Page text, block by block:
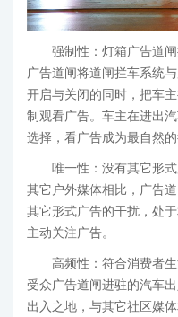
强制性：灯箱广告道闸
广告道闸将道闸拦车系统
开启与关闭的同时，把车
制观看广告。车主在进出
选择，看广告成为最自然的
唯一性：没有其它形式
其它户外媒体相比，广告
其它形式广告的干扰，处
主动关注广告。
高频性：符合消费者生
受众广告道闸进驻的汽车
出入之地，与其它社区媒